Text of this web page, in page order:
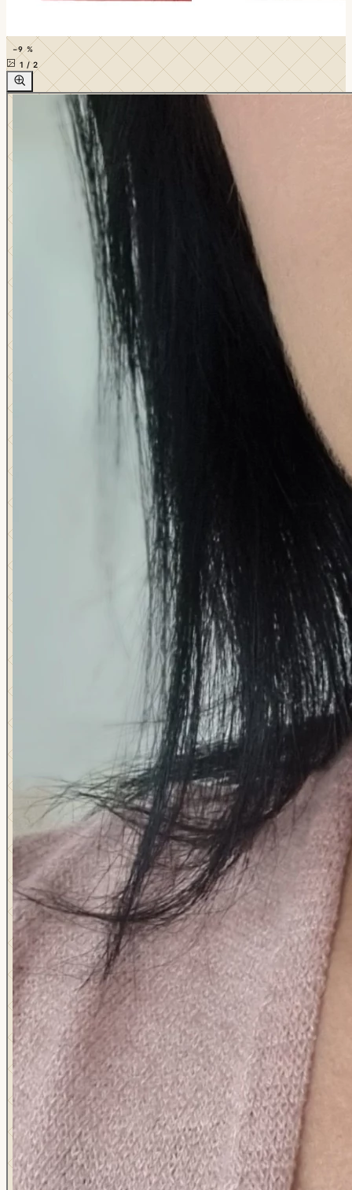
−9 %
1 /2